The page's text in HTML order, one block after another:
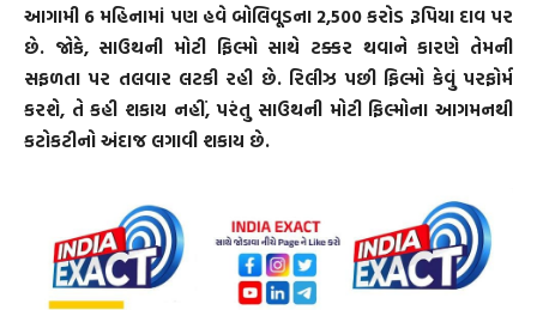
આગામી 6 મહિનામાં પણ હવે બોલિવૂડના 2,500 કરોડ રૂપિયા દાવ પર
છે. જોકે, સાઉથની મોટી ફિલ્મો સાથે ટક્કર થવાને કારણે તેમની
સફળતા પર તલવાર લટકી રહી છે. રિલીઝ પછી ફિલ્મો કેવું પરફોર્મ
કરશે, તે કહી શકાય નહીં, પરંતુ સાઉથની મોટી ફિલ્મોના આગમનથી
કટોકટીનો અંદાજ લગાવી શકાય છે.